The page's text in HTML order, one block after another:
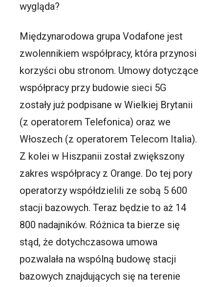
wygląda?
Międzynarodowa grupa Vodafone jest
zwolennikiem współpracy, która przynosi
korzyści obu stronom. Umowy dotyczące
współpracy przy budowie sieci 5G
zostały już podpisane w Wielkiej Brytanii
(z operatorem Telefonica) oraz we
Włoszech (z operatorem Telecom Italia).
Z kolei w Hiszpanii został zwiększony
zakres współpracy z Orange. Do tej pory
operatorzy współdzielili ze sobą 5 600
stacji bazowych. Teraz będzie to aż 14
800 nadajników. Różnica ta bierze się
stąd, że dotychczasowa umowa
pozwalała na wspólną budowę stacji
bazowych znajdujących się na terenie